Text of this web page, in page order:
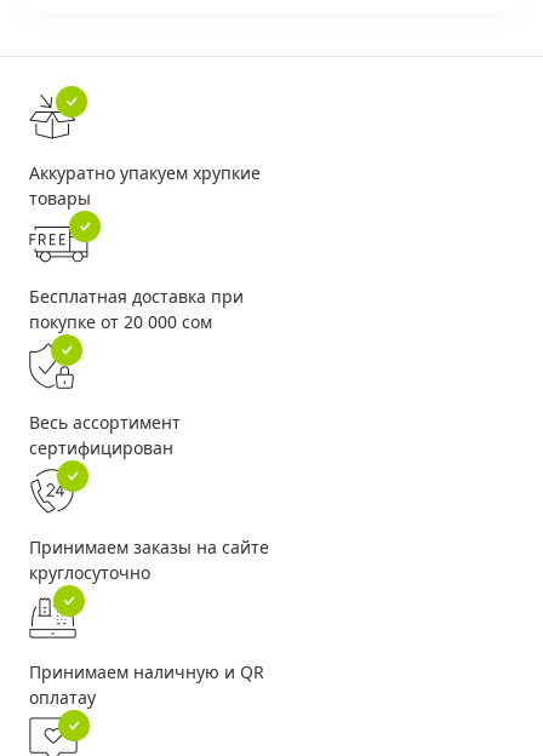
Аккуратно упакуем хрупкие
товары
Бесплатная доставка при
покупке от 20 000 сом
Весь ассортимент
сертифицирован
Принимаем заказы на сайте
круглосуточно
Принимаем наличную и QR
оплатау